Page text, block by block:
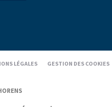
LÉGALES GESTION DES COOKIES